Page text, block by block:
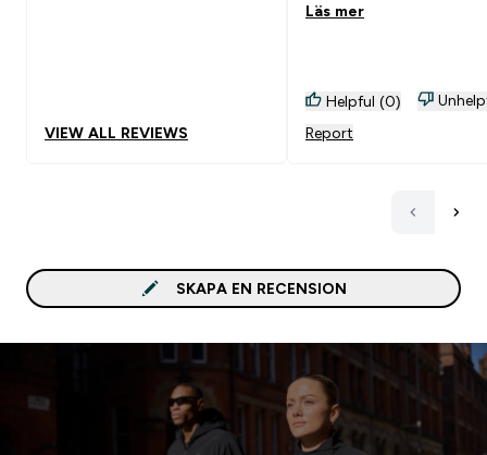
VIEW ALL REVIEWS
Läs mer
Helpful (0)
Report
SKAPA EN RECENSION